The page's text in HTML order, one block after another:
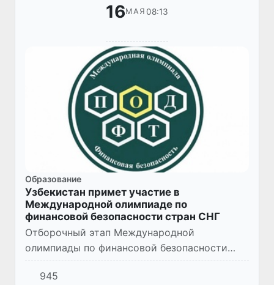
16МАЯ 08:13
Образование
Узбекистан примет участие в
Международной олимпиаде по
финансовой безопасности стран СНГ
Отборочный этап Международной
олимпиады по финансовой безопасности
пройдет 17-21 мая текущего года на
площадках вузов - участников
945